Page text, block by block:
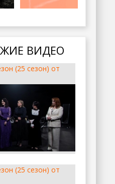
ВИДЕО
(25 сезон) от
(25 сезон) от